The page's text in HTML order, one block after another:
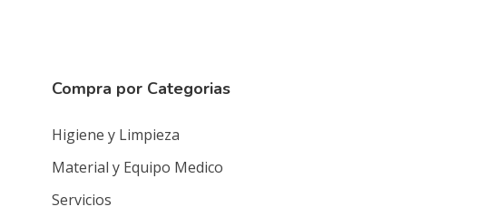
Compra por Categorias
Higiene y Limpieza
Material y Equipo Medico
Servicios